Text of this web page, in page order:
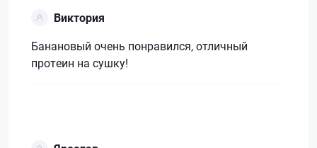
Виктория
Банановый очень понравился, отличный
протеин на сушку!